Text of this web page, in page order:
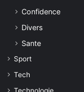
Confidence
Divers
Sante
Sport
Tech